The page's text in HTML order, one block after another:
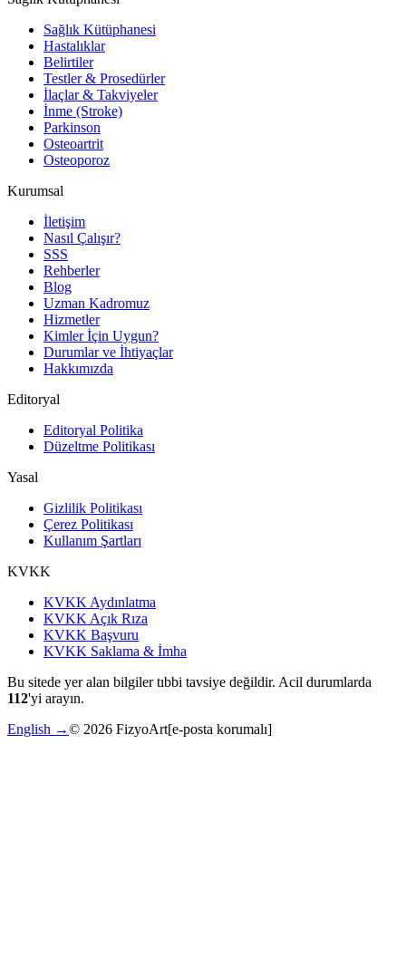
Sağlık Kütüphanesi
Hastalıklar
Belirtiler
Testler & Prosedürler
İlaçlar & Takviyeler
İnme (Stroke)
Parkinson
Osteoartrit
Osteoporoz
Kurumsal
İletişim
Nasıl Çalışır?
SSS
Rehberler
Blog
Uzman Kadromuz
Hizmetler
Kimler İçin Uygun?
Durumlar ve İhtiyaçlar
Hakkımızda
Editoryal
Editoryal Politika
Düzeltme Politikası
Yasal
Gizlilik Politikası
Çerez Politikası
Kullanım Şartları
KVKK
KVKK Aydınlatma
KVKK Açık Rıza
KVKK Başvuru
KVKK Saklama & İmha
Bu sitede yer alan bilgiler tıbbi tavsiye değildir. Acil durumlarda
112'yi arayın.
English →© 2026 FizyoArt[e-posta korumalı]